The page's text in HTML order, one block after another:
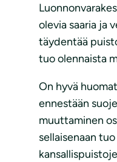
olevia saaria ja
täydentää
tuo olennaista
On hyvä
ennestään
muuttaminen
sellaisenaan